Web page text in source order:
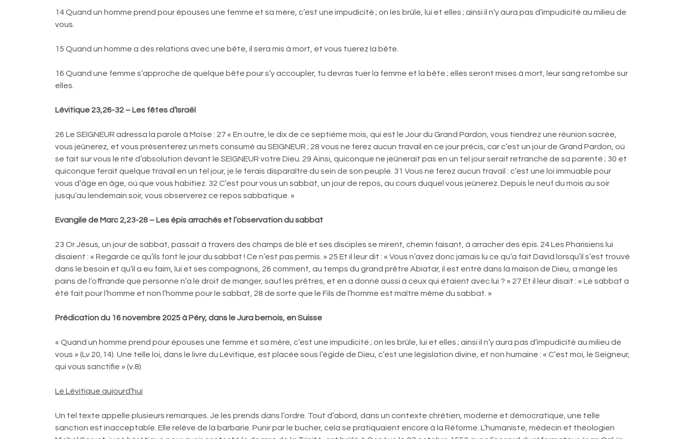
14 Quand un homme prend pour épouses une femme et sa mère, c’est une impudicité ; on les brûle, lui et elles ; ainsi il n’y aura pas d’impudicité au milieu de
vous.
15 Quand un homme a des relations avec une bête, il sera mis à mort, et vous tuerez la bête.
16 Quand une femme s’approche de quelque bête pour s’y accoupler, tu devras tuer la femme et la bête ; elles seront mises à mort, leur sang retombe sur
elles.
Lévitique 23,26-32 – Les fêtes d’Israël
26 Le SEIGNEUR adressa la parole à Moïse : 27 « En outre, le dix de ce septième mois, qui est le Jour du Grand Pardon, vous tiendrez une réunion sacrée,
vous jeûnerez, et vous présenterez un mets consumé au SEIGNEUR ; 28 vous ne ferez aucun travail en ce jour précis, car c’est un jour de Grand Pardon, où
se fait sur vous le rite d’absolution devant le SEIGNEUR votre Dieu. 29 Ainsi, quiconque ne jeûnerait pas en un tel jour serait retranché de sa parenté ; 30 et
quiconque ferait quelque travail en un tel jour, je le ferais disparaître du sein de son peuple. 31 Vous ne ferez aucun travail : c’est une loi immuable pour
vous d’âge en âge, où que vous habitiez. 32 C’est pour vous un sabbat, un jour de repos, au cours duquel vous jeûnerez. Depuis le neuf du mois au soir
jusqu’au lendemain soir, vous observerez ce repos sabbatique. »
Evangile de Marc 2,23-28 – Les épis arrachés et l’observation du sabbat
23 Or Jésus, un jour de sabbat, passait à travers des champs de blé et ses disciples se mirent, chemin faisant, à arracher des épis. 24 Les Pharisiens lui
disaient : « Regarde ce qu’ils font le jour du sabbat ! Ce n’est pas permis. » 25 Et il leur dit : « Vous n’avez donc jamais lu ce qu’a fait David lorsqu’il s’est trouvé
dans le besoin et qu’il a eu faim, lui et ses compagnons, 26 comment, au temps du grand prêtre Abiatar, il est entré dans la maison de Dieu, a mangé les
pains de l’offrande que personne n’a le droit de manger, sauf les prêtres, et en a donné aussi à ceux qui étaient avec lui ? » 27 Et il leur disait : « Le sabbat a
été fait pour l’homme et non l’homme pour le sabbat, 28 de sorte que le Fils de l’homme est maître même du sabbat. »
Prédication du 16 novembre 2025 à Péry, dans le Jura bernois, en Suisse
« Quand un homme prend pour épouses une femme et sa mère, c’est une impudicité ; on les brûle, lui et elles ; ainsi il n’y aura pas d’impudicité au milieu de
vous » (Lv 20,14). Une telle loi, dans le livre du Lévitique, est placée sous l’égide de Dieu, c’est une législation divine, et non humaine : « C’est moi, le Seigneur,
qui vous sanctifie » (v.8).
Le Lévitique aujourd’hui
Un tel texte appelle plusieurs remarques. Je les prends dans l’ordre. Tout d’abord, dans un contexte chrétien, moderne et démocratique, une telle
sanction est inacceptable. Elle relève de la barbarie. Punir par le bucher, cela se pratiquaient encore à la Réforme. L’humaniste, médecin et théologien